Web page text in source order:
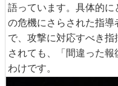
語っています。具体的
の危機にさらされた指
で、攻撃に対応すべき
されても、「間違った
わけです。